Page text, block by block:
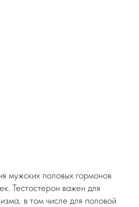
мужских половых гормонов
Тестостерон важен для
в том числе для половой